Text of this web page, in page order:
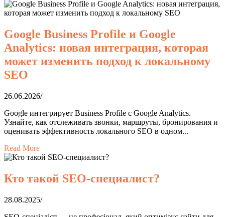
Google Business Profile и Google
Analytics: новая интеграция, которая
может изменить подход к локальному
SEO
26.06.2026/
Google интегрирует Business Profile с Google Analytics.
Узнайте, как отслеживать звонки, маршруты, бронирования и
оценивать эффективность локального SEO в одном...
Read More
Кто такой SEO-специалист?
28.08.2025/